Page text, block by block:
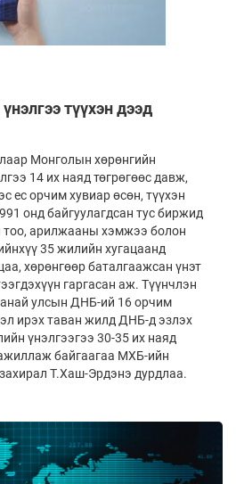
түүхэн дээд
Монголын хөрөнгийн
14 их наяд төгрөгөөс давж,
ес орчим хувиар өсөн, түүхэн
онд байгуулагдсан тус биржид
тоо, арилжааны хэмжээ болон
35 жилийн хугацаанд
хөрөнгөөр баталгаажсан үнэт
гаргасан аж. Түүнчлэн
улсын ДНБ-ий 16 орчим
ирэх таван жилд ДНБ-д эзлэх
үнэлгээгээ 30-35 их наяд
байгаагаа МХБ-ийн
Т.Хаш-Эрдэнэ дурдлаа.